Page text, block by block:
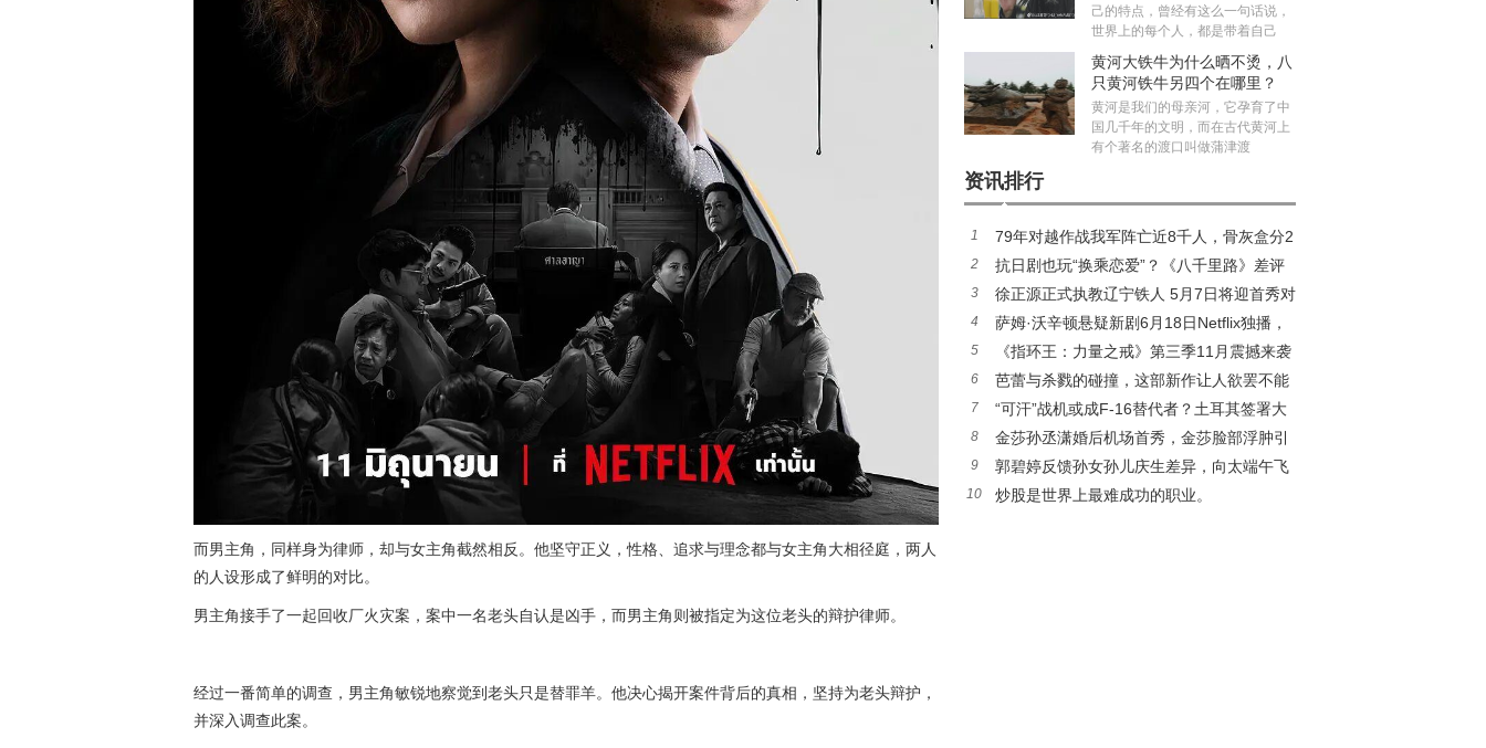
而男主角，同样身为律师，却与女主角截然相反。他坚守正义，性格、追求与理念都与女主角大相径庭，两人
的人设形成了鲜明的对比。
男主角接手了一起回收厂火灾案，案中一名老头自认是凶手，而男主角则被指定为这位老头的辩护律师。
经过一番简单的调查，男主角敏锐地察觉到老头只是替罪羊。他决心揭开案件背后的真相，坚持为老头辩护，
并深入调查此案。
己的特点，曾经有这么一句话说，
世界上的每个人，都是带着自己
黄河大铁牛为什么晒不烫，八
只黄河铁牛另四个在哪里？
黄河是我们的母亲河，它孕育了中
国几千年的文明，而在古代黄河上
有个著名的渡口叫做蒲津渡
资讯排行
1
79年对越作战我军阵亡近8千人，骨灰盒分2
类，白色的不发放抚恤金
2
抗日剧也玩“换乘恋爱”？《八千里路》差评
如潮，剧情让人瞠目结舌
3
徐正源正式执教辽宁铁人 5月7日将迎首秀对
阵旧部
4
萨姆·沃辛顿悬疑新剧6月18日Netflix独播，
首曝高能预告
5 《指环王：力量之戒》第三季11月震撼来袭
6 芭蕾与杀戮的碰撞，这部新作让人欲罢不能
7
“可汗”战机或成F-16替代者？土耳其签署大
单采购20架国产五代机
8
金莎孙丞潇婚后机场首秀，金莎脸部浮肿引
猜测，幸福模样羡煞旁人
9
郭碧婷反馈孙女孙儿庆生差异，向太端午飞
台北为孙子补过生日
10 炒股是世界上最难成功的职业。